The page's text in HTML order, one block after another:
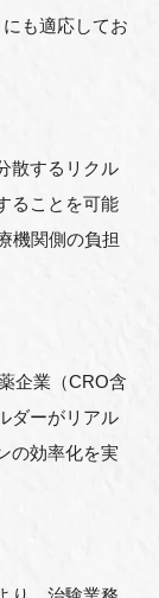
も適応してお
散するリクル
ることを可能
機関側の負担
企業（CRO含
ダーがリアル
の効率化を実